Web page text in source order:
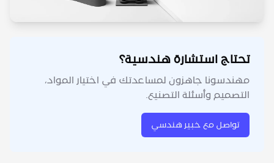
تحتاج استشارة هندسية؟
مهندسونا جاهزون لمساعدتك في اختيار المواد،
التصميم وأسئلة التصنيع.
تواصل مع خبير هندسي